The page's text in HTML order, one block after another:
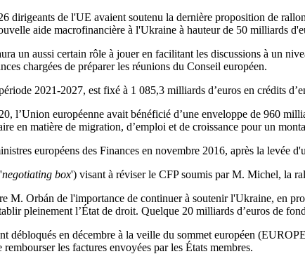
dirigeants de l'UE avaient soutenu la dernière proposition de
aide macrofinancière à l'Ukraine à hauteur de 50 milliards
un aussi certain rôle à jouer en facilitant les discussions à un
chargées de préparer les réunions du Conseil européen.
2021-2027, est fixé à 1 085,3 milliards d’euros en crédits
l’Union européenne avait bénéficié d’une enveloppe de 960
en matière de migration, d’emploi et de croissance pour un
européens des Finances en novembre 2016, après la levée
negotiating box') visant à réviser le CFP soumis par M. Michel, la
M. Orbán de l'importance de continuer à soutenir l'Ukraine, en
pleinement l’État de droit. Quelque 20 milliards d’euros de
débloqués en décembre à la veille du sommet européen (EUROPE
les factures envoyées par les États membres.